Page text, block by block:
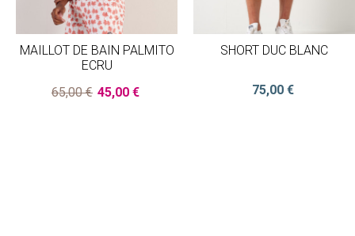
MAILLOT DE BAIN PALMITO
ECRU
65,00 € 45,00 €
SHORT DUC BLANC
75,00 €